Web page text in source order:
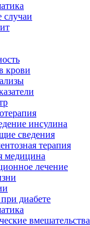
крови
инсулина
сведения
терапия
медицина
лечение
диабете
вмешательства